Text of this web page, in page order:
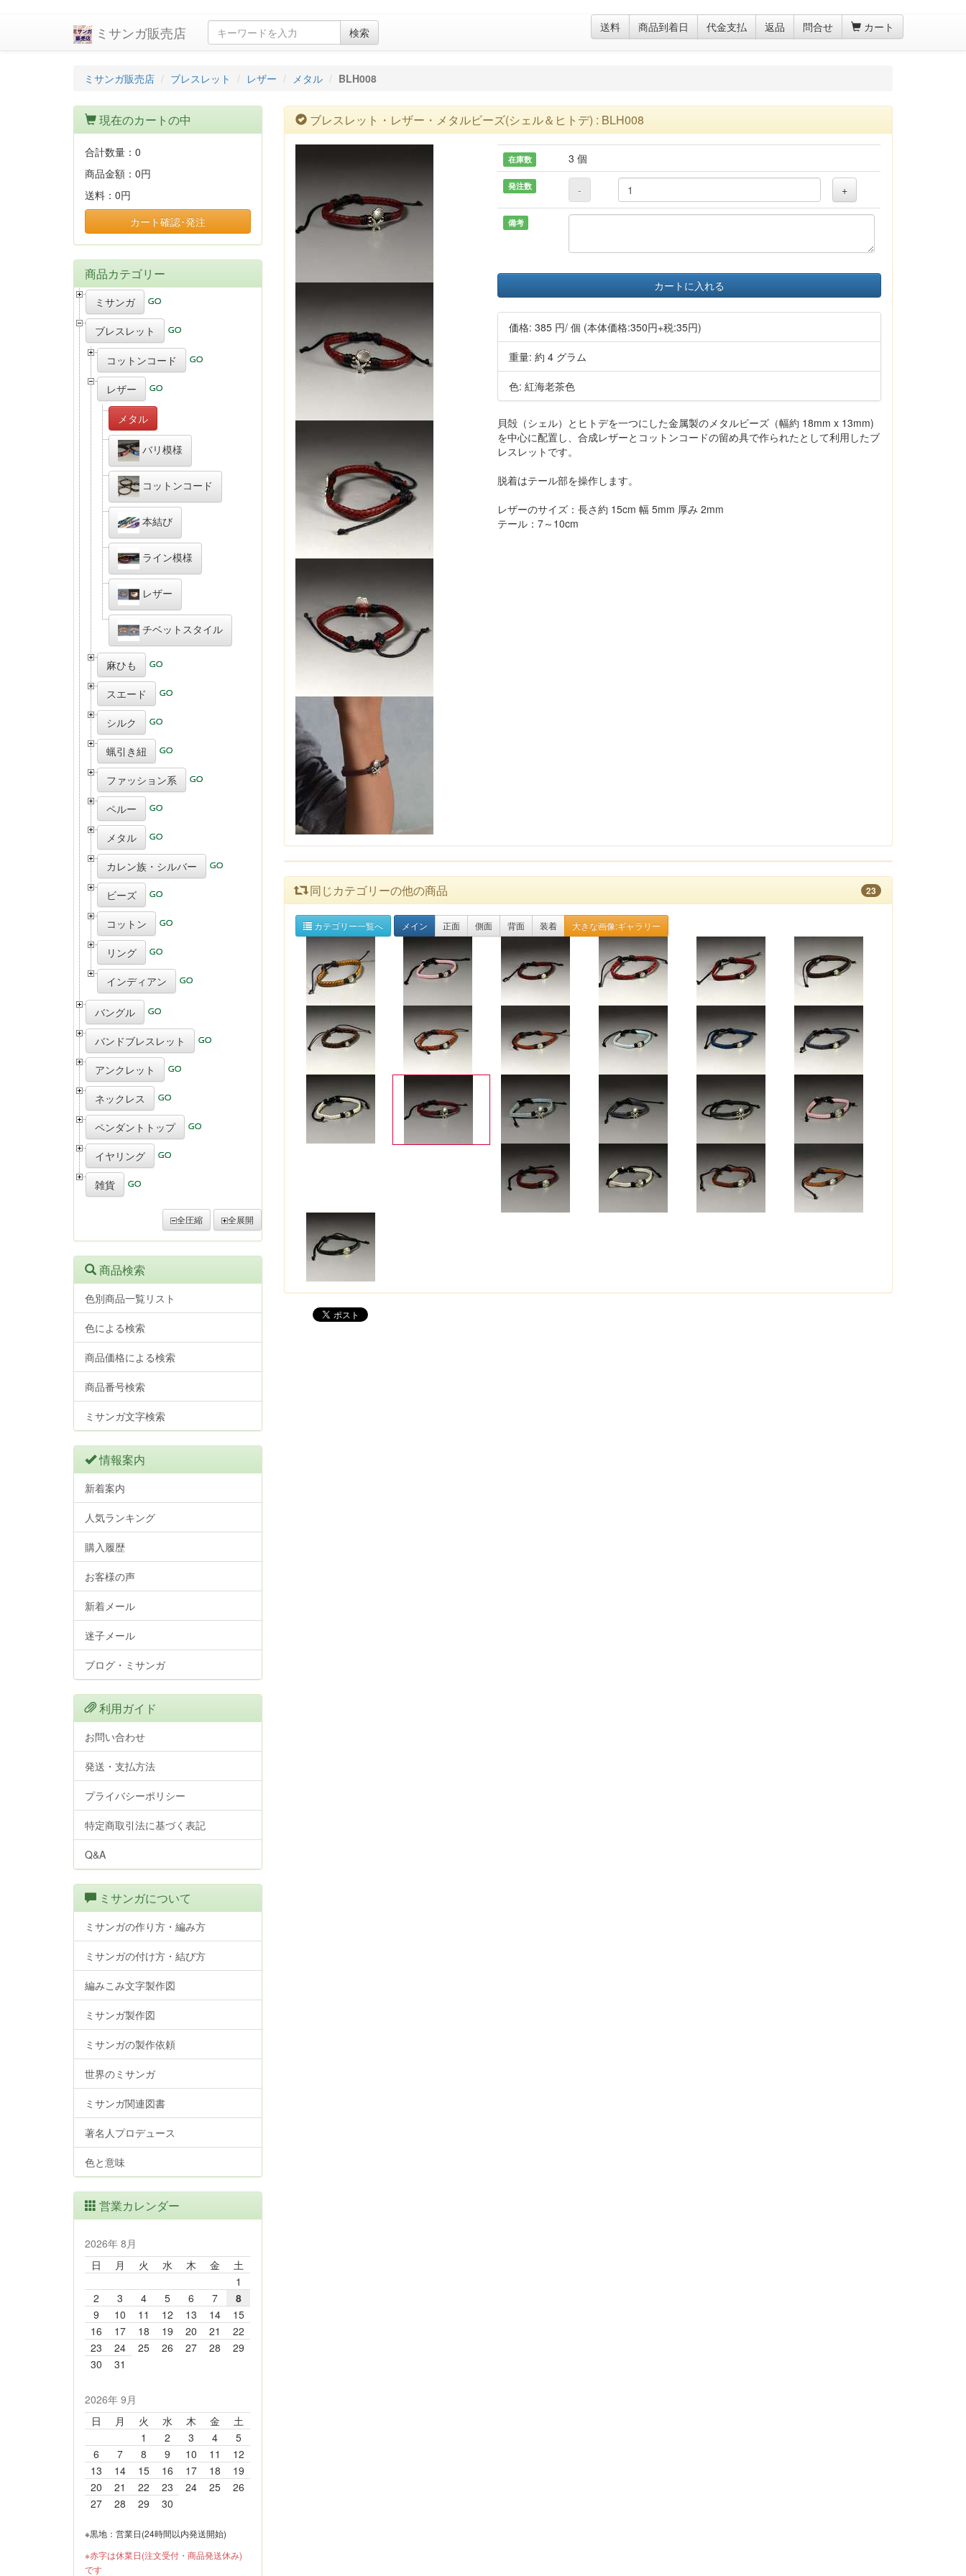
ミサンガ販売店 検索 送料 商品到着日 代金支払 返品 問合せ カート
ミサンガ販売店 ブレスレット レザー メタル BLH008
ブレスレット・レザー・メタルビーズ(シェル＆ヒトデ) : BLH008
在庫数 3 個
発注数 - +
備考
カートに入れる
価格:385 円/ 個 (本体価格:350円+税:35円)
重量: 約 4 グラム
色: 紅海老茶色
貝殻（シェル）とヒトデを一つにした金属製のメタルビーズ（幅約 18mm x 13mm)
を中心に配置し、合成レザーとコットンコードの留め具で作られたとして利用したブ
レスレットです。
脱着はテール部を操作します。
レザーのサイズ：長さ約 15cm 幅 5mm 厚み 2mm
テール：7～10cm
同じカテゴリーの他の商品 23
カテゴリー一覧へ メイン 正面 側面 背面 装着 大きな画像:ギャラリー
現在のカートの中
合計数量： 0
商品金額： 0円
送料： 0円
カート確認･発注
商品カテゴリー
ミサンガ
ブレスレット
コットンコード
レザー
メタル
バリ模様
コットンコード
本結び
ライン模様
レザー
チベットスタイル
麻ひも
スエード
シルク
蝋引き紐
ファッション系
ペルー
メタル
カレン族・シルバー
ビーズ
コットン
リング
インディアン
バングル
バンドブレスレット
アンクレット
ネックレス
ペンダントトップ
イヤリング
雑貨
全圧縮 全展開
商品検索
色別商品一覧リスト
色による検索
商品価格による検索
商品番号検索
ミサンガ文字検索
情報案内
新着案内
人気ランキング
購入履歴
お客様の声
新着メール
迷子メール
ブログ・ミサンガ
利用ガイド
お問い合わせ
発送・支払方法
プライバシーポリシー
特定商取引法に基づく表記
Q&A
ミサンガについて
ミサンガの作り方・編み方
ミサンガの付け方・結び方
編みこみ文字製作図
ミサンガ製作図
ミサンガの製作依頼
世界のミサンガ
ミサンガ関連図書
著名人プロデュース
色と意味
営業カレンダー
2026年 8月
日
月 火 水 木 金
土
1
2
3 4 5 6 7
8
9
10 11 12 13 14
15
16
17 18 19 20 21
22
23
24 25 26 27 28
29
30
31
2026年 9月
日
月 火 水 木 金
土
1
2 3 4
5
6
7 8 9 10 11
12
13
14 15 16 17 18
19
20
21 22 23 24 25
26
27
28 29 30
※黒地：営業日(24時間以内発送開始)
※赤字は休業日(注文受付・商品発送休み)
です